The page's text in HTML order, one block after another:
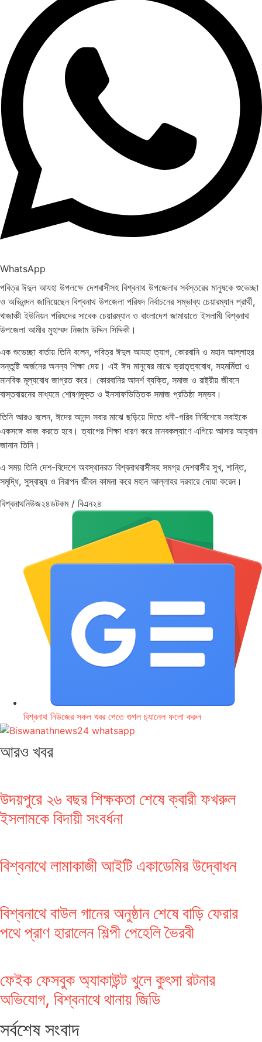
WhatsApp
পবিত্র ঈদুল আযহা উপলক্ষে দেশবাসীসহ বিশ্বনাথ উপজেলার সর্বস্তরের মানুষকে শুভেচ্ছা
ও অভিনন্দন জানিয়েছেন বিশ্বনাথ উপজেলা পরিষদ নির্বাচনের সম্ভাব্য চেয়ারম্যান প্রার্থী,
খাজাঞ্চী ইউনিয়ন পরিষদের সাবেক চেয়ারম্যান ও বাংলাদেশ জামায়াতে ইসলামী বিশ্বনাথ
উপজেলা আমীর মুহাম্মদ নিজাম উদ্দিন সিদ্দিকী।
এক শুভেচ্ছা বার্তায় তিনি বলেন, পবিত্র ঈদুল আযহা ত্যাগ, কোরবানি ও মহান আল্লাহর
সন্তুষ্টি অর্জনের অনন্য শিক্ষা দেয়। এই ঈদ মানুষের মাঝে ভ্রাতৃত্ববোধ, সহমর্মিতা ও
মানবিক মূল্যবোধ জাগ্রত করে। কোরবানির আদর্শ ব্যক্তি, সমাজ ও রাষ্ট্রীয় জীবনে
বাস্তবায়নের মাধ্যমে শোষণমুক্ত ও ইনসাফভিত্তিক সমাজ প্রতিষ্ঠা সম্ভব।
তিনি আরও বলেন, ঈদের আনন্দ সবার মাঝে ছড়িয়ে দিতে ধনী-গরিব নির্বিশেষে সবাইকে
একসঙ্গে কাজ করতে হবে। ত্যাগের শিক্ষা ধারণ করে মানবকল্যাণে এগিয়ে আসার আহ্বান
জানান তিনি।
এ সময় তিনি দেশ-বিদেশে অবস্থানরত বিশ্বনাথবাসীসহ সমগ্র দেশবাসীর সুখ, শান্তি,
সমৃদ্ধি, সুস্বাস্থ্য ও নিরাপদ জীবন কামনা করে মহান আল্লাহর দরবারে দোয়া করেন।
বিশ্বনাথনিউজ২৪ডটকম / বিএন২৪
বিশ্বনাথ নিউজের সকল খবর পেতে গুগল চ‌্যানেল ফলো করুন
আরও খবর
উদয়পুরে ২৬ বছর শিক্ষকতা শেষে ক্বারী ফখরুল
ইসলামকে বিদায়ী সংবর্ধনা
বিশ্বনাথে লামাকাজী আইটি একাডেমির উদ্বোধন
বিশ্বনাথে বাউল গানের অনুষ্ঠান শেষে বাড়ি ফেরার
পথে প্রাণ হারালেন শিল্পী পেহেলি ভৈরবী
ফেইক ফেসবুক অ্যাকাউন্ট খুলে কুৎসা রটনার
অভিযোগ, বিশ্বনাথে থানায় জিডি
সর্বশেষ সংবাদ